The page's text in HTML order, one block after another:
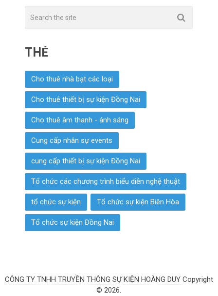
THẺ
Cho thuê nhà bạt các loại
Cho thuê thiết bị sự kiện Đồng Nai
Cho thuê âm thanh - ánh sáng
Cung cấp nhân sự events
cung cấp thiết bị sự kiện Đồng Nai
Tổ chức các chương trình biểu diễn nghệ thuật
tổ chức sự kiện Tổ chức sự kiện Biên Hòa
Tổ chức sự kiện Đồng Nai
CÔNG TY TNHH TRUYỀN THÔNG SỰ KIỆN HOÀNG DUYCopyright
© 2026.